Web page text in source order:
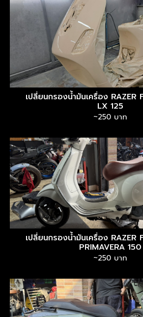
เปลี่ยนกรองน้ำมันเครื่อง RAZER
LX 125
~250 บาท
เปลี่ยนกรองน้ำมันเครื่อง RAZER
PRIMAVERA 150
~250 บาท